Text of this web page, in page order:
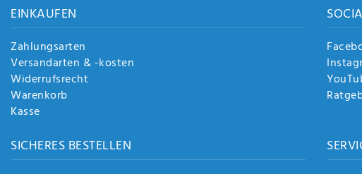
EINKAUFEN
Zahlungsarten
Versandarten & -kosten
Widerrufsrecht
Warenkorb
Kasse
SICHERES BESTELLEN